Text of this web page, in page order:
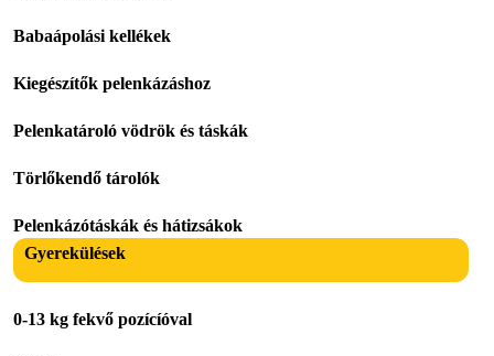
Babaápolási kellékek
Kiegészítők pelenkázáshoz
Pelenkatároló vödrök és táskák
Törlőkendő tárolók
Pelenkázótáskák és hátizsákok
Gyerekülések
0-13 kg fekvő pozícíóval